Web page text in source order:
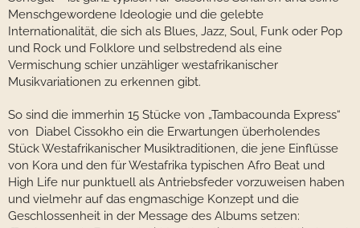
Menschgewordene Ideologie und die gelebte
Internationalität, die sich als Blues, Jazz, Soul, Funk oder Pop
und Rock und Folklore und selbstredend als eine
Vermischung schier unzähliger westafrikanischer
Musikvariationen zu erkennen gibt.
So sind die immerhin 15 Stücke von „Tambacounda Express“
von Diabel Cissokho ein die Erwartungen überholendes
Stück Westafrikanischer Musiktraditionen, die jene Einflüsse
von Kora und den für Westafrika typischen Afro Beat und
High Life nur punktuell als Antriebsfeder vorzuweisen haben
und vielmehr auf das engmaschige Konzept und die
Geschlossenheit in der Message des Albums setzen: